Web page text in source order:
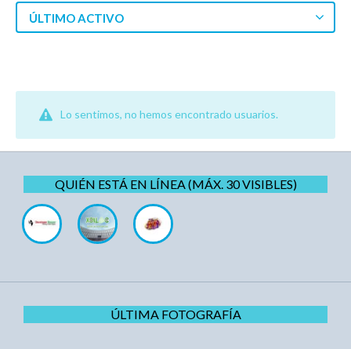
ÚLTIMO ACTIVO
Lo sentimos, no hemos encontrado usuarios.
QUIÉN ESTÁ EN LÍNEA (MÁX. 30 VISIBLES)
ÚLTIMA FOTOGRAFÍA